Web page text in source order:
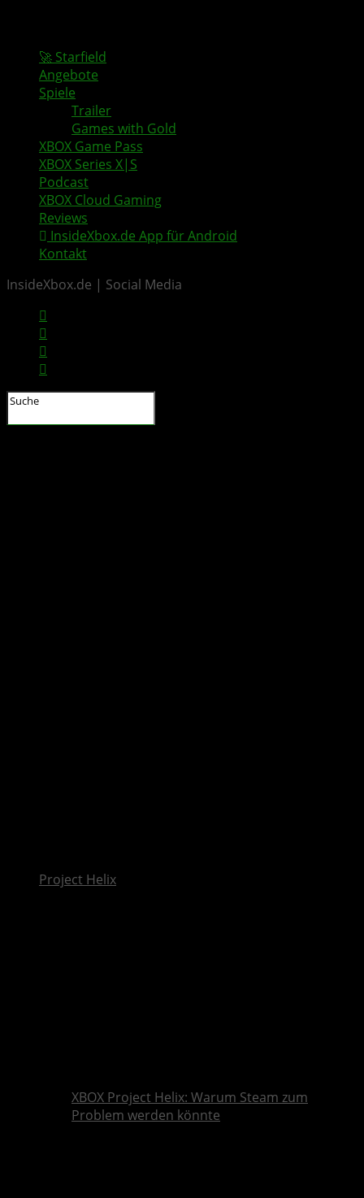
🚀 Starfield
Angebote
Spiele
Trailer
Games with Gold
XBOX Game Pass
XBOX Series X|S
Podcast
XBOX Cloud Gaming
Reviews
InsideXbox.de App für Android
Kontakt
InsideXbox.de | Social Media
Project Helix
XBOX Project Helix: Warum Steam zum
Problem werden könnte